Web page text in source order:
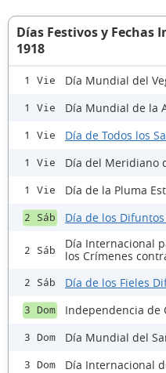
Días Festivos y
1918
1 Vie Día Mundial del
1 Vie Día Mundial de la
1 Vie Día de Todos los
1 Vie Día del Meridiano
1 Vie Día de la Pluma
2 Sáb Día de los
2 Sáb
Día Internacional
los Crímenes
2 Sáb Día de los Fieles
3 Dom Independencia de
3 Dom Día Mundial del
3 Dom Día Internacional